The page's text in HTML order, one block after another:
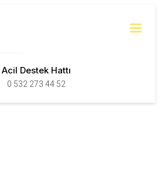
Acil Destek Hattı
0 532 273 44 52